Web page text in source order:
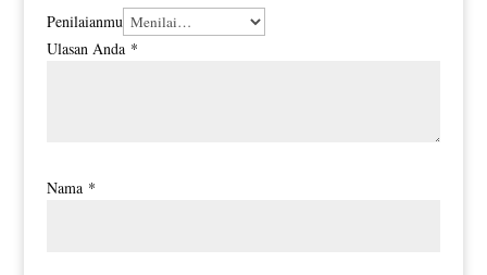
Penilaianmu
Ulasan Anda *
Nama *